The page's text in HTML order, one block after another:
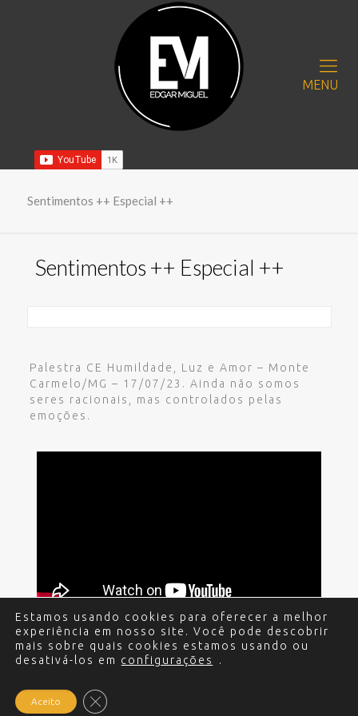
MENU
Sentimentos ++ Especial ++
Sentimentos ++ Especial ++
Palestra CE Humildade, Luz e Amor – Monte
Carmelo/MG – 17/07/23. Ainda não somos
seres racionais, mas controlados pelas
emoções.
© 2017 - 2024 Edgar Miguel. Todos os direitos
Desenvolvimento do site: Alex Sanches
Estamos usando cookies para oferecer a melhor
experiência em nosso site. Você pode descobrir
mais sobre quais cookies estamos usando ou
desativá-los em configurações .
Aceito Close GDPR Cookie Banner